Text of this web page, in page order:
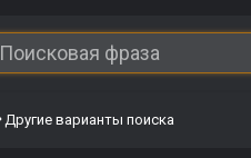
Другие варианты поиска